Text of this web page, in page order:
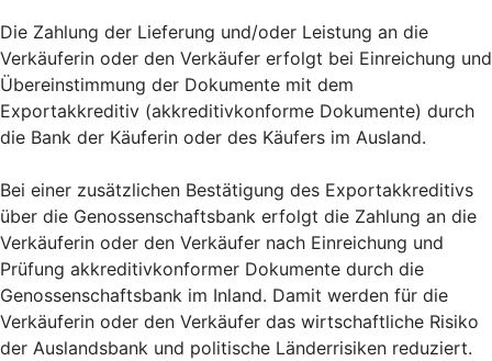
Die Zahlung der Lieferung und/oder Leistung an die
Verkäuferin oder den Verkäufer erfolgt bei Einreichung und
Übereinstimmung der Dokumente mit dem
Exportakkreditiv (akkreditivkonforme Dokumente) durch
die Bank der Käuferin oder des Käufers im Ausland.
Bei einer zusätzlichen Bestätigung des Exportakkreditivs
über die Genossenschaftsbank erfolgt die Zahlung an die
Verkäuferin oder den Verkäufer nach Einreichung und
Prüfung akkreditivkonformer Dokumente durch die
Genossenschaftsbank im Inland. Damit werden für die
Verkäuferin oder den Verkäufer das wirtschaftliche Risiko
der Auslandsbank und politische Länderrisiken reduziert.